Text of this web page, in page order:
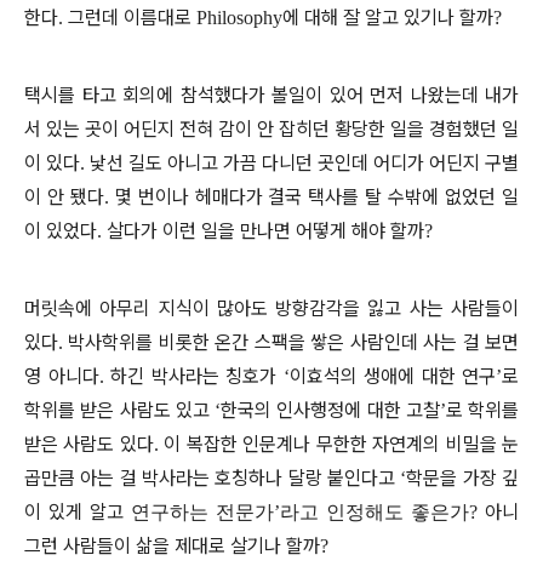
한다. 그런데 이름대로 Philosophy에 대해 잘 알고 있기나 할까?
택시를 타고 회의에 참석했다가 볼일이 있어 먼저 나왔는데 내가
서 있는 곳이 어딘지 전혀 감이 안 잡히던 황당한 일을 경험했던 일
이 있다. 낯선 길도 아니고 가끔 다니던 곳인데 어디가 어딘지 구별
이 안 됐다. 몇 번이나 헤매다가 결국 택사를 탈 수밖에 없었던 일
이 있었다. 살다가 이런 일을 만나면 어떻게 해야 할까?
머릿속에 아무리 지식이 많아도 방향감각을 잃고 사는 사람들이
있다. 박사학위를 비롯한 온간 스팩을 쌓은 사람인데 사는 걸 보면
영 아니다. 하긴 박사라는 칭호가 ‘이효석의 생애에 대한 연구’로
학위를 받은 사람도 있고 ‘한국의 인사행정에 대한 고찰’로 학위를
받은 사람도 있다. 이 복잡한 인문계나 무한한 자연계의 비밀을 눈
곱만큼 아는 걸 박사라는 호칭하나 달랑 붙인다고 ‘학문을 가장 깊
이 있게 알고 연구하는 전문가’라고 인정해도 좋은가? 아니
그런 사람들이 삶을 제대로 살기나 할까?